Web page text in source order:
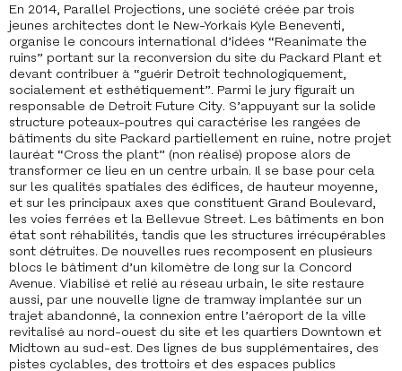
En 2014, Parallel Projections, une société créée par trois
jeunes architectes dont le New-Yorkais Kyle Beneventi,
organise le concours international d’idées “Reanimate the
ruins” portant sur la reconversion du site du Packard Plant et
devant contribuer à “guérir Detroit technologiquement,
socialement et esthétiquement”. Parmi le jury figurait un
responsable de Detroit Future City. S’appuyant sur la solide
structure poteaux-poutres qui caractérise les rangées de
bâtiments du site Packard partiellement en ruine, notre projet
lauréat “Cross the plant” (non réalisé) propose alors de
transformer ce lieu en un centre urbain. Il se base pour cela
sur les qualités spatiales des édifices, de hauteur moyenne,
et sur les principaux axes que constituent Grand Boulevard,
les voies ferrées et la Bellevue Street. Les bâtiments en bon
état sont réhabilités, tandis que les structures irrécupérables
sont détruites. De nouvelles rues recomposent en plusieurs
blocs le bâtiment d’un kilomètre de long sur la Concord
Avenue. Viabilisé et relié au réseau urbain, le site restaure
aussi, par une nouvelle ligne de tramway implantée sur un
trajet abandonné, la connexion entre l’aéroport de la ville
revitalisé au nord-ouest du site et les quartiers Downtown et
Midtown au sud-est. Des lignes de bus supplémentaires, des
pistes cyclables, des trottoirs et des espaces publics